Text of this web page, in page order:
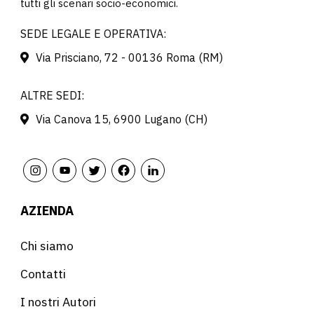
tutti gli scenari socio-economici.
SEDE LEGALE E OPERATIVA:
Via Prisciano, 72 - 00136 Roma (RM)
ALTRE SEDI:
Via Canova 15, 6900 Lugano (CH)
AZIENDA
Chi siamo
Contatti
I nostri Autori